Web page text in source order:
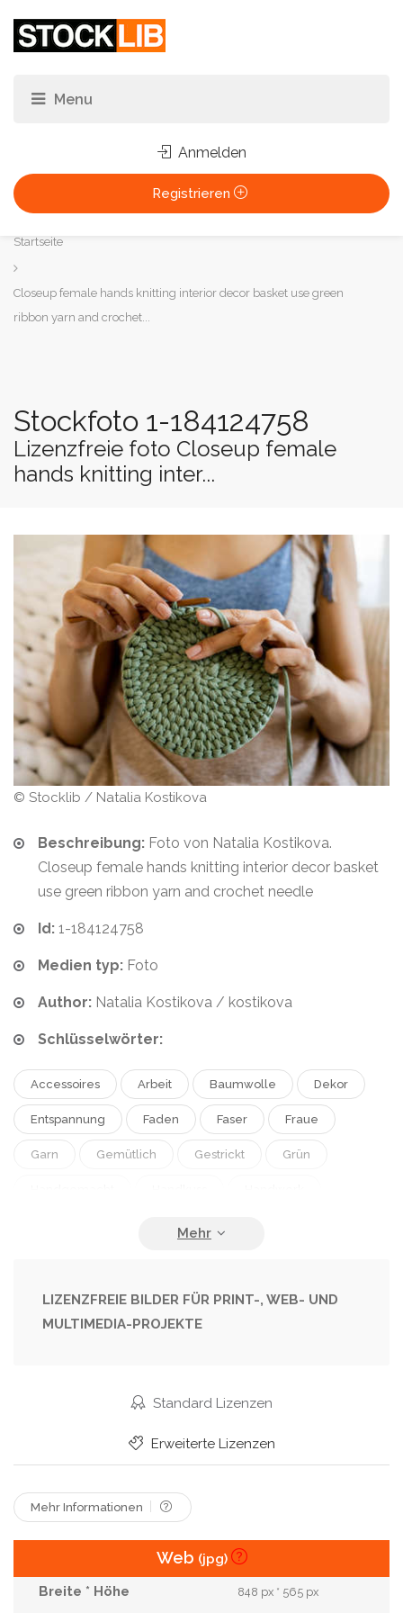
Anmelden
Registrieren
Sie
sind
hier:
Startseite
Closeup female hands knitting interior decor basket use green
ribbon yarn and crochet...
Stockfoto 1-184124758
Lizenzfreie foto Closeup female
hands knitting inter...
© Stocklib / Natalia Kostikova
Beschreibung: Foto von Natalia Kostikova.
Closeup female hands knitting interior decor basket
use green ribbon yarn and crochet needle
Id: 1-184124758
Medien typ: Foto
Author: Natalia Kostikova / kostikova
Schlüsselwörter:
Accessoires Arbeit Baumwolle Dekor
Entspannung Faden Faser Fraue
Garn Gemütlich Gestrickt Grün
Nadel Näherei Schleife Stich
Textil Weiblich Weich
LIZENZFREIE BILDER FÜR PRINT-, WEB- UND
MULTIMEDIA-PROJEKTE
Standard Lizenzen
Erweiterte Lizenzen
Mehr Informationen
Web (jpg)
848 px * 565 px